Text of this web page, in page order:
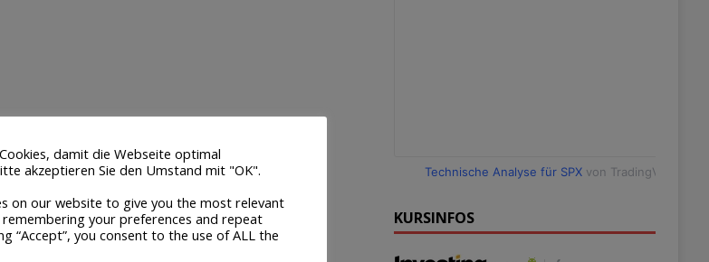
Technische Analyse für SPXvon TradingView
KURSINFOS
damit die Webseite optimal
akzeptieren Sie den Umstand mit "OK".
on our website to give you the most relevant
your preferences and repeat
“Accept”, you consent to the use of ALL the